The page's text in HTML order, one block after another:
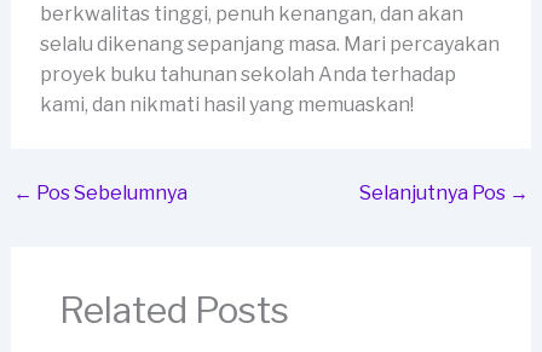
berkwalitas tinggi, penuh kenangan, dan akan
selalu dikenang sepanjang masa. Mari percayakan
proyek buku tahunan sekolah Anda terhadap
kami, dan nikmati hasil yang memuaskan!
← Pos Sebelumnya Selanjutnya Pos →
Related Posts